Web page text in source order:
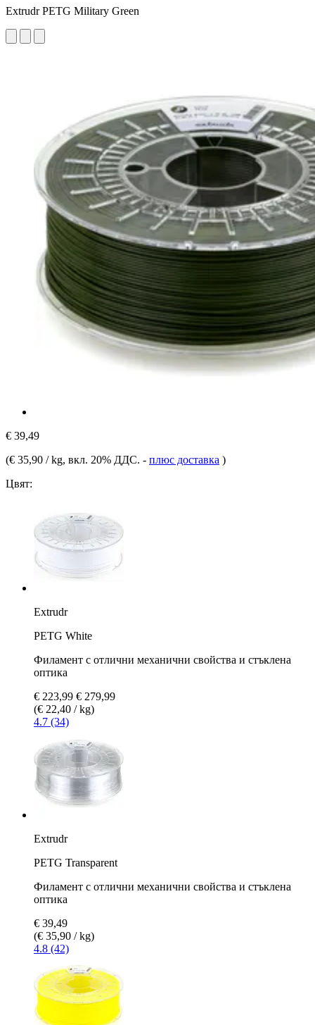
Extrudr PETG Military Green
€ 39,49
(€ 35,90 / kg, вкл. 20% ДДС. - плюс доставка )
Цвят:
Extrudr
PETG White
Филамент с отлични механични свойства и стъклена
оптика
€ 223,99 € 279,99
(€ 22,40 / kg)
4.7 (34)
Extrudr
PETG Transparent
Филамент с отлични механични свойства и стъклена
оптика
€ 39,49
(€ 35,90 / kg)
4.8 (42)